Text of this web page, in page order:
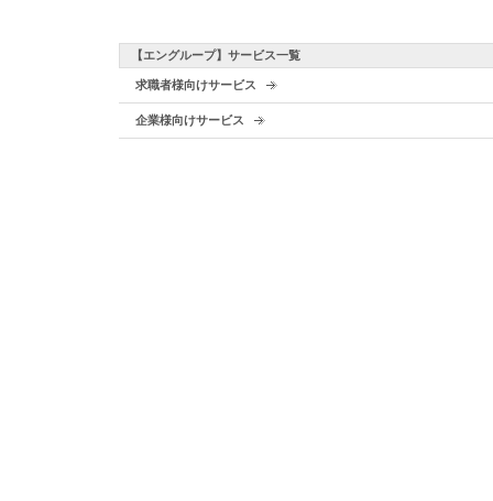
【エングループ】サービス一覧
求職者様向けサービス
企業様向けサービス